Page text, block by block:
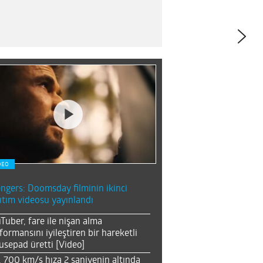
Doomsday filminin ikinci
videosu yayınlandı
fare ile nişan alma
iyileştiren bir hareketli
üretti [Video]
700 km/s hıza 2 saniyenin altında